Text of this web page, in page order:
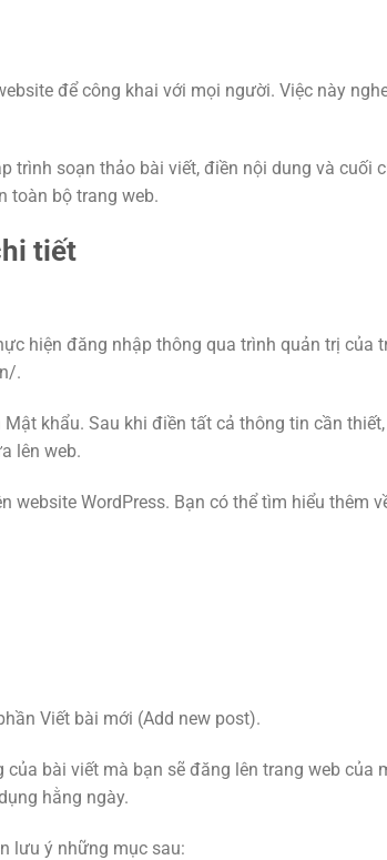
để công khai với mọi người. Việc này
trình soạn thảo bài viết, điền nội dung và cuối
toàn bộ trang web.
tiết
hiện đăng nhập thông qua trình quản trị của
.
khẩu. Sau khi điền tất cả thông tin cần
lên web.
website WordPress. Bạn có thể tìm hiểu thêm
Viết bài mới (Add new post).
bài viết mà bạn sẽ đăng lên trang web của
hằng ngày.
lưu ý những mục sau: